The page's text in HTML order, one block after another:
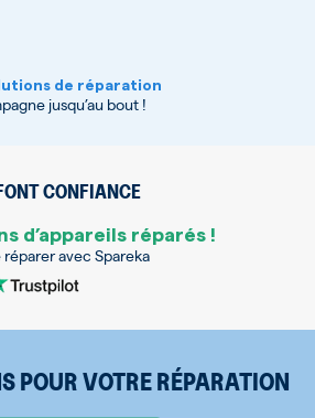
de réparation
jusqu’au bout !
CONFIANCE
d’appareils réparés !
réparer avec Spareka
POUR VOTRE RÉPARATION